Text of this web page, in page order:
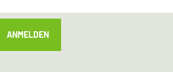
ANMELDEN